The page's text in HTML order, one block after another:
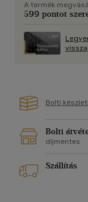
A termék
599 pontot
Bolti
Bolti
díjmentes
Szállítás